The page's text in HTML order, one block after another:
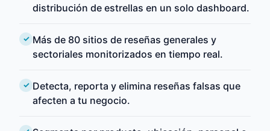
distribución de estrellas en un solo dashboard.
Más de 80 sitios de reseñas generales y
sectoriales monitorizados en tiempo real.
Detecta, reporta y elimina reseñas falsas que
afecten a tu negocio.